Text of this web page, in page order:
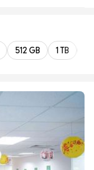
512 GB 1 TB